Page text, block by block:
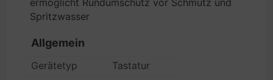
ermöglicht Rundumschutz vor Schmutz und
Spritzwasser
Allgemein
Gerätetyp
Tastatur